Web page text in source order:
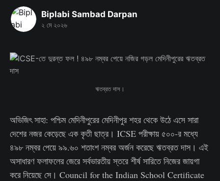
Biplabi Sambad Darpan
২ মে ২০২৬
ঋতব্রত দাস।
অভিজিৎ সাহা: পশ্চিম মেদিনীপুরের মেদিনীপুর শহর থেকে উঠে এসে সারা
দেশের নজর কেড়েছে এক কৃতী ছাত্র। ICSE পরীক্ষায় ৫০০-র মধ্যে
৪৯৮ নম্বর পেয়ে ৯৯.৬০ শতাংশ নম্বর অর্জন করেছে ঋতব্রত দাস। এই
অসাধারণ ফলাফলের জেরে সর্বভারতীয় স্তরে শীর্ষ সারিতে নিজের জায়গা
করে নিয়েছে সে। Council for the Indian School Certificate